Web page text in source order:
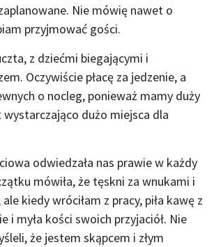
Nie mówię nawet o
przyjmować gości.
z dziećmi biegającymi i
Oczywiście płacę za jedzenie, a
o nocleg, ponieważ mamy duży
dużo miejsca dla
odwiedzała nas prawie w każdy
mówiła, że tęskni za wnukami i
kiedy wróciłam z pracy, piła kawę z
i myła kości swoich przyjaciół. Nie
że jestem skąpcem i złym